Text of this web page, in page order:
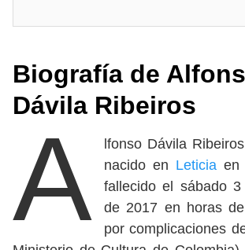
Biografía de
Dávila Ribeiros
A
lfonso Dávila
nacido en Leticia en
fallecido el sábado
de 2017 en horas
por complicaciones